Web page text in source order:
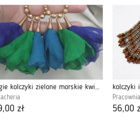
Długie kolczyki zielone morskie kwiaty boho
zł
kolczyki
56,00